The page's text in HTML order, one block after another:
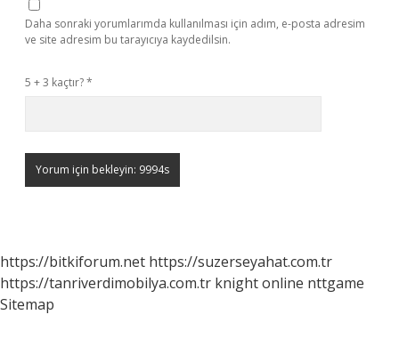
Daha sonraki yorumlarımda kullanılması için adım, e-posta adresim
ve site adresim bu tarayıcıya kaydedilsin.
5 + 3 kaçtır?*
https://bitkiforum.net https://suzerseyahat.com.tr
https://tanriverdimobilya.com.tr knight online nttgame
Sitemap